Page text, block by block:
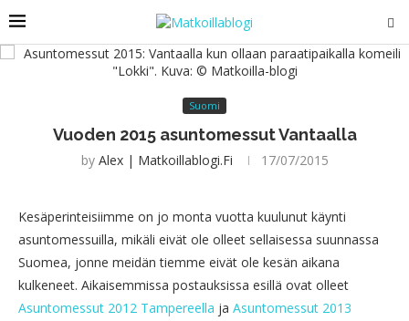
Suomi
Vuoden 2015 asuntomessut Vantaalla
by Alex | Matkoillablogi.fi 17/07/2015
Kesäperinteisiimme on jo monta vuotta kuulunut käynti
asuntomessuilla, mikäli eivät ole olleet sellaisessa suunnassa
Suomea, jonne meidän tiemme eivät ole kesän aikana
kulkeneet. Aikaisemmissa postauksissa esillä ovat olleet
Asuntomessut 2012 Tampereella ja Asuntomessut 2013